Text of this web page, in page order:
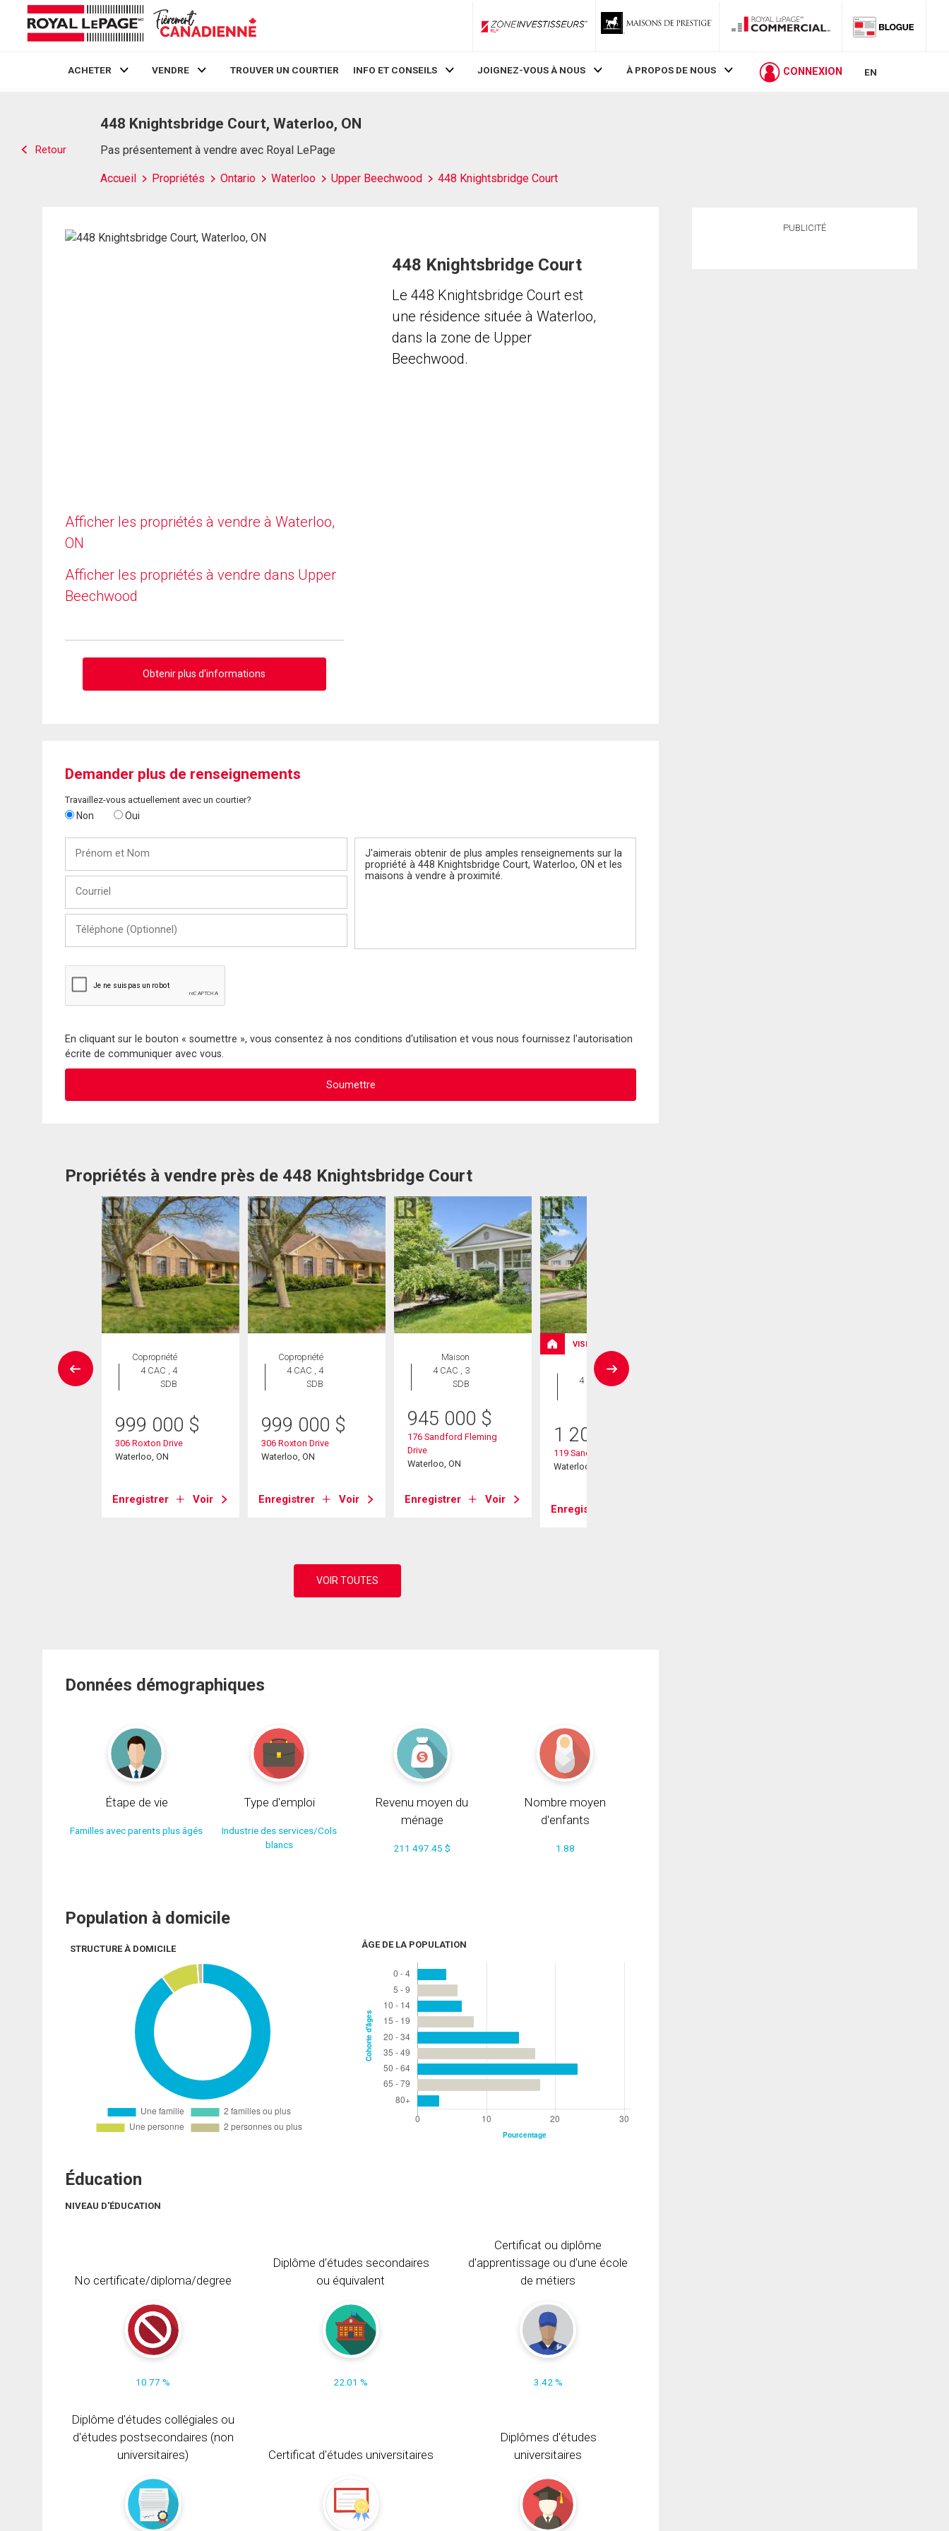
ZoneInvestisseurs RLP
ACHETER VENDRE TROUVER UN COURTIER INFO ET CONSEILS JOIGNEZ-VOUS À NOUS À PROPOS DE NOUS CONNEXION EN
Retour
448 Knightsbridge Court, Waterloo, ON
Pas présentement à vendre avec Royal LePage
Accueil Propriétés Ontario Waterloo Upper Beechwood 448 Knightsbridge Court
Afficher les propriétés à vendre à Waterloo,
ON
Afficher les propriétés à vendre dans Upper
Beechwood
Obtenir plus d'informations
448 Knightsbridge Court
Le 448 Knightsbridge Court est
une résidence située à Waterloo,
dans la zone de Upper
Beechwood.
Demander plus de renseignements
Travaillez-vous actuellement avec un courtier?
Non Oui
Nom
(Optionnel)
En cliquant sur le bouton « soumettre », vous consentez à nos conditions d'utilisation et vous nous fournissez l'autorisation
écrite de communiquer avec vous.
Propriétés à vendre près de 448 Knightsbridge Court
Copropriété
4 CAC , 4
SDB
999 000 $
306 Roxton Drive
Waterloo, ON
Enregistrer Voir
Copropriété
4 CAC , 4
SDB
999 000 $
306 Roxton Drive
Waterloo, ON
Enregistrer Voir
Maison
4 CAC , 3
SDB
945 000 $
176 Sandford Fleming
Drive
Waterloo, ON
Enregistrer Voir
VISITE LIBRE
Maison
4 CAC , 4
1 200 000
119 Sandy Ridge Place
Waterloo, ON
Enregistrer
Données démographiques
Étape de vie
Familles avec parents plus âgés
Type d'emploi
Industrie des services/Cols
blancs
Revenu moyen du
ménage
211 497.45 $
Nombre moyen
d'enfants
1.88
Population à domicile
STRUCTURE À DOMICILE ÂGE DE LA POPULATION
Éducation
NIVEAU D'ÉDUCATION
No certificate/diploma/degree
10.77 %
Diplôme d'études secondaires
ou équivalent
22.01 %
Certificat ou diplôme
d'apprentissage ou d'une école
de métiers
3.42 %
Diplôme d'études collégiales ou
d'études postsecondaires (non
universitaires)
Certificat d'études universitaires
Diplômes d'études
universitaires
PUBLICITÉ